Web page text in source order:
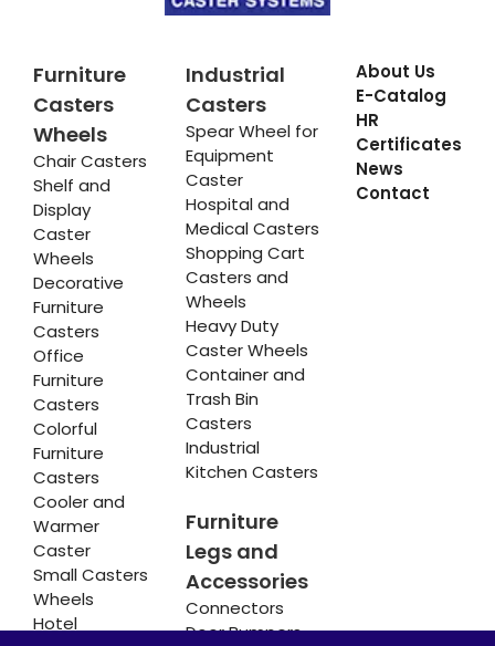
Furniture
Casters
Wheels
Chair Casters
Shelf and
Display
Caster
Wheels
Decorative
Furniture
Casters
Office
Furniture
Casters
Colorful
Furniture
Casters
Cooler and
Warmer
Caster
Small Casters
Wheels
Hotel
Industrial
Casters
Spear Wheel for
Equipment
Caster
Hospital and
Medical Casters
Shopping Cart
Casters and
Wheels
Heavy Duty
Caster Wheels
Container and
Trash Bin
Casters
Industrial
Kitchen Casters
Furniture
Legs and
Accessories
Connectors
Door Bumpers
About Us
E-Catalog
HR
Certificates
News
Contact